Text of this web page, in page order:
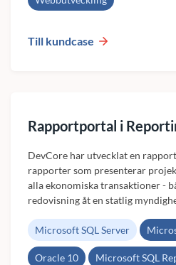
Till kundcase
Rapportportal i
DevCore har utvecklat en
rapporter som presenterar
alla ekonomiska transaktioner -
redovisning åt en statlig
Microsoft SQL Server
Oracle 10 Microsoft SQL